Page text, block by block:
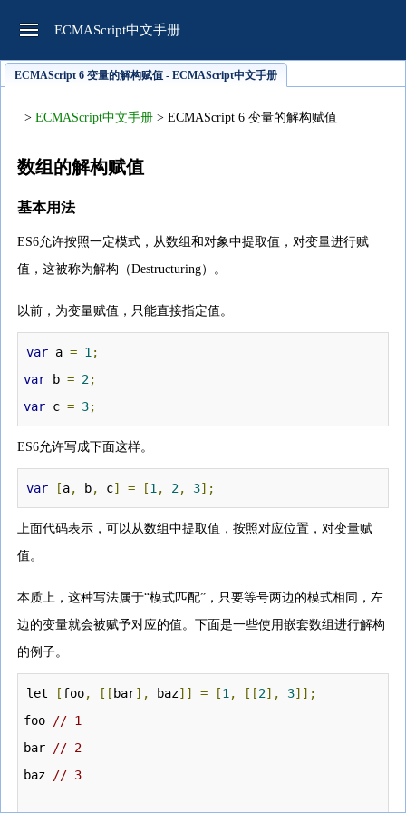
ECMAScript中文手册
ECMAScript 6 变量的解构赋值 - ECMAScript中文手册
> ECMAScript中文手册 > ECMAScript 6 变量的解构赋值
数组的解构赋值
基本用法
ES6允许按照一定模式，从数组和对象中提取值，对变量进行赋
值，这被称为解构（Destructuring）。
以前，为变量赋值，只能直接指定值。
var a = 1 ;
var b = 2;
var c = 3;
ES6允许写成下面这样。
var [a, b, c] = [1 , 2, 3] ;
上面代码表示，可以从数组中提取值，按照对应位置，对变量赋
值。
本质上，这种写法属于“模式匹配”，只要等号两边的模式相同，左
边的变量就会被赋予对应的值。下面是一些使用嵌套数组进行解构
的例子。
let [foo, [ [ bar] , baz] ] = [1 , [ [2] , 3] ] ;
foo
// 1
bar
// 2
baz
// 3